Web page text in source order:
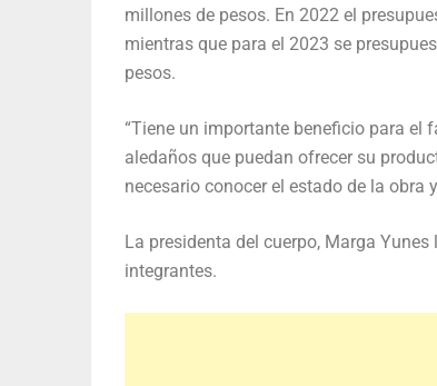
millones de pesos. En 2022 el
mientras que para el 2023 se
pesos.
“Tiene un importante beneficio para el
aledaños que puedan ofrecer su
necesario conocer el estado de la obra
La presidenta del cuerpo, Marga
integrantes.